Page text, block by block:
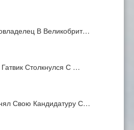
В Великобрит…
Столкнулся С …
Свою Кандидатуру С…